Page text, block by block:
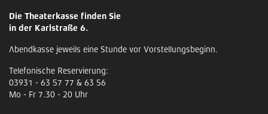
Die Theaterkasse finden Sie
in der Karlstraße 6.
Abendkasse jeweils eine Stunde vor Vorstellungsbeginn.
Telefonische Reservierung:
03931 - 63 57 77 & 63 56
Mo - Fr 7.30 - 20 Uhr